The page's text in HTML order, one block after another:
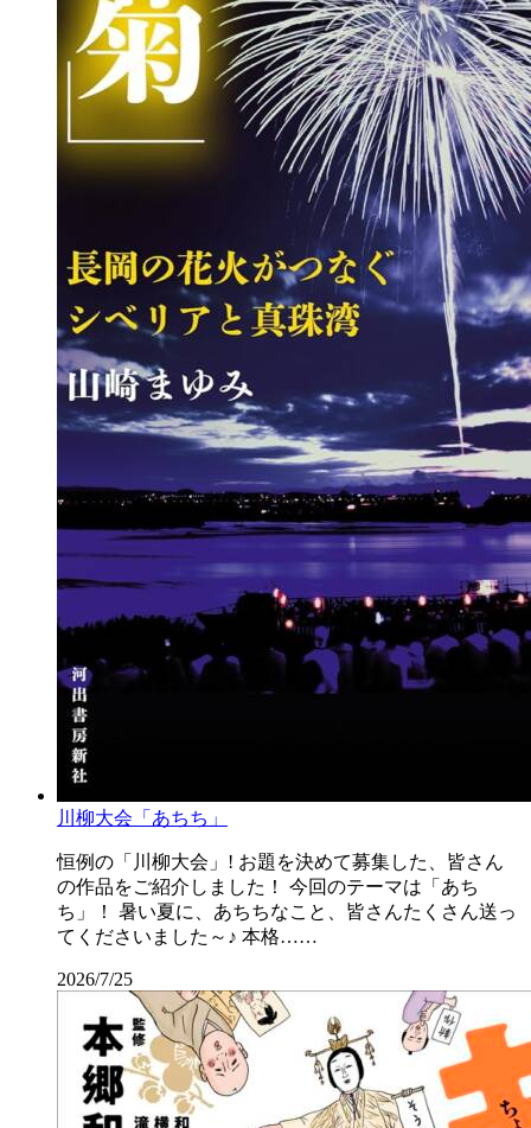
川柳大会「あちち」
恒例の「川柳大会」! お題を決めて募集した、皆さん
の作品をご紹介しました！ 今回のテーマは「あち
ち」！ 暑い夏に、あちちなこと、皆さんたくさん送っ
てくださいました～♪ 本格……
2026/7/25